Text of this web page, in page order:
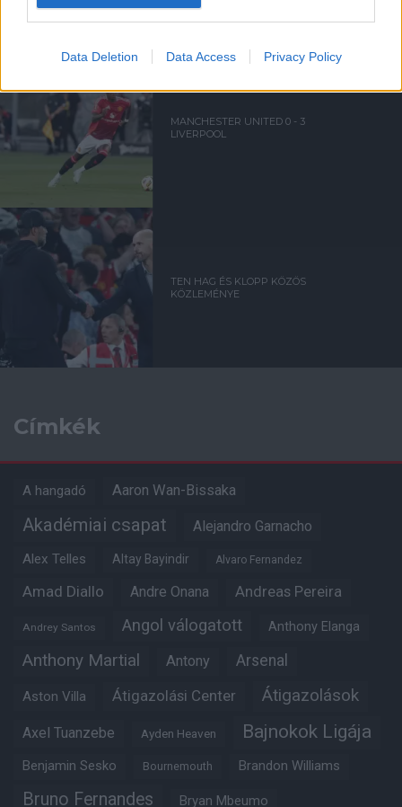
Data Deletion Data Access Privacy Policy
LIVERPOOL
MANCHESTER UNITED 0 - 3
LIVERPOOL
TEN HAG ÉS KLOPP KÖZÖS
KÖZLEMÉNYE
Címkék
A hangadó Aaron Wan-Bissaka
Akadémiai csapat Alejandro Garnacho
Alex Telles Altay Bayindir Alvaro Fernandez
Amad Diallo Andre Onana Andreas Pereira
Andrey Santos Angol válogatott Anthony Elanga
Anthony Martial Antony Arsenal
Aston Villa Átigazolási Center Átigazolások
Axel Tuanzebe Ayden Heaven Bajnokok Ligája
Benjamin Sesko Bournemouth Brandon Williams
Bruno Fernandes Bryan Mbeumo